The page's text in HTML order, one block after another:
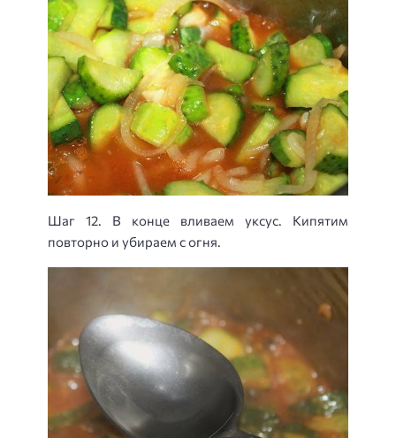
Шаг 12. В конце вливаем уксус. Кипятим
повторно и убираем с огня.